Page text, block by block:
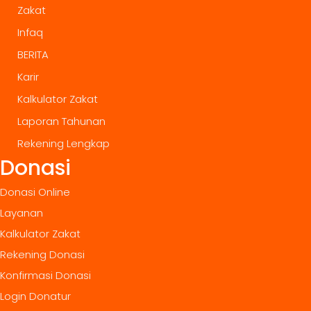
Zakat
Infaq
BERITA
Karir
Kalkulator Zakat
Laporan Tahunan
Rekening Lengkap
Donasi
Donasi Online
Layanan
Kalkulator Zakat
Rekening Donasi
Konfirmasi Donasi
Login Donatur